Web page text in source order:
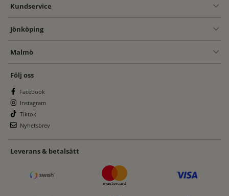
Kundservice
Jönköping
Malmö
Följ oss
Facebook
Instagram
Tiktok
Nyhetsbrev
Leverans & betalsätt